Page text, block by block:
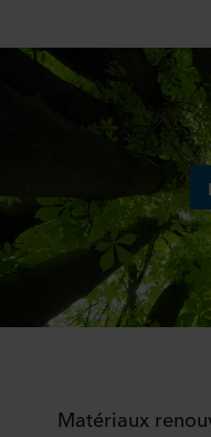
Matériaux